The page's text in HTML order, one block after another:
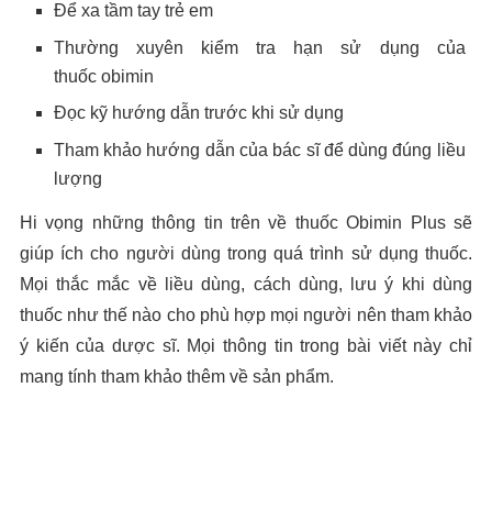
Để xa tầm tay trẻ em
Thường xuyên kiểm tra hạn sử dụng của
thuốc obimin
Đọc kỹ hướng dẫn trước khi sử dụng
Tham khảo hướng dẫn của bác sĩ để dùng đúng liều
lượng
Hi vọng những thông tin trên về thuốc Obimin Plus sẽ
giúp ích cho người dùng trong quá trình sử dụng thuốc.
Mọi thắc mắc về liều dùng, cách dùng, lưu ý khi dùng
thuốc như thế nào cho phù hợp mọi người nên tham khảo
ý kiến của dược sĩ. Mọi thông tin trong bài viết này chỉ
mang tính tham khảo thêm về sản phẩm.